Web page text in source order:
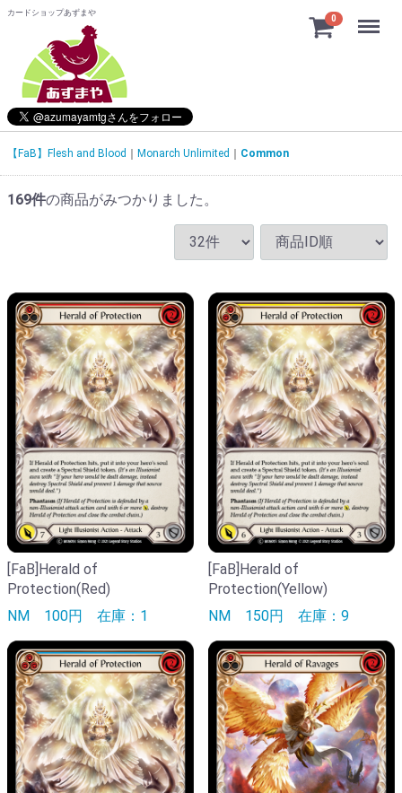
カードショップあずまや
0 Menu
【FaB】Flesh and Blood Monarch Unlimited Common
169件の商品がみつかりました。
[FaB]Herald of
Protection(Red)
NM 100円 在庫：1
[FaB]Herald of
Protection(Yellow)
NM 150円 在庫：9